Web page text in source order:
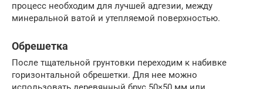
процесс необходим для лучшей адгезии, между
минеральной ватой и утепляемой поверхностью.
Обрешетка
После тщательной грунтовки переходим к набивке
горизонтальной обрешетки. Для нее можно